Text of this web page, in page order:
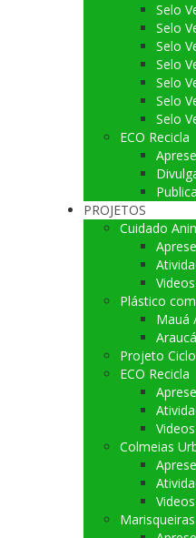
Selo
Selo
Selo
Selo
Selo
Selo
Selo
ECO Recicla
PROJETOS
Cuidado
Videos
Plástico
Mauá
Projeto
ECO
Videos
Colmeias
Videos